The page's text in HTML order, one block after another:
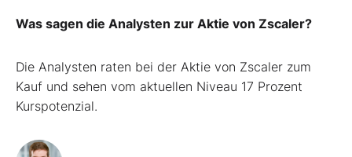
Was sagen die Analysten zur Aktie von Zscaler?
Die Analysten raten bei der Aktie von Zscaler zum
Kauf und sehen vom aktuellen Niveau 17 Prozent
Kurspotenzial.